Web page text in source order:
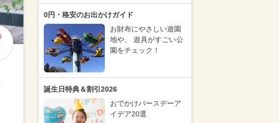
0円・格安のお出かけガイド
お財布にやさしい遊園
地や、 遊具がすごい公
園をチェック！
誕生日特典＆割引2026
おでかけバースデーア
イデア20選